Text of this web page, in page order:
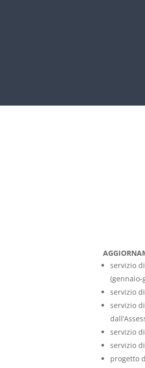
servizio
(gennaio-
servizio
servizio
servizio
servizio
progetto